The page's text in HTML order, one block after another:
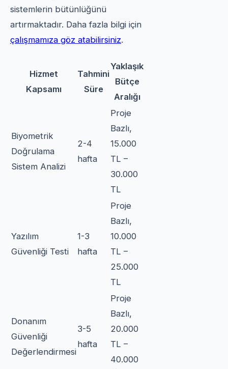
sistemlerin bütünlüğünü
artırmaktadır. Daha fazla bilgi için
çalışmamıza göz atabilirsiniz.
Hizmet
Kapsamı
Tahmini
Süre
Yaklaşık
Bütçe
Aralığı
Biyometrik
Doğrulama
Sistem Analizi
2-4
hafta
Proje
Bazlı,
15.000
TL –
30.000
TL
Yazılım
Güvenliği Testi
1-3
hafta
Proje
Bazlı,
10.000
TL –
25.000
TL
Donanım
Güvenliği
Değerlendirmesi
3-5
hafta
Proje
Bazlı,
20.000
TL –
40.000